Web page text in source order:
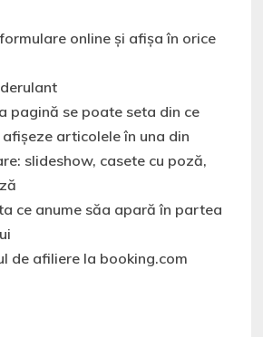
online și afișa în orice
pagină se poate seta din ce
articolele în una din
slideshow, casete cu poză,
ce anume săa apară în partea
de afiliere la booking.com